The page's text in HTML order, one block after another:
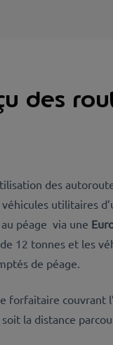
des
des
utilitaires
péage via une
12 tonnes et les
de péage.
forfaitaire
la distance